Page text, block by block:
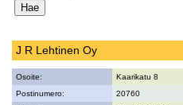
J R Lehtinen Oy
Osoite:
Kaarikatu 8
Postinumero:
20760